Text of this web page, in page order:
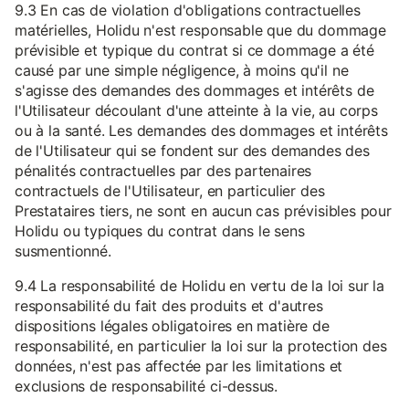
9.3 En cas de violation d'obligations contractuelles
matérielles, Holidu n'est responsable que du dommage
prévisible et typique du contrat si ce dommage a été
causé par une simple négligence, à moins qu'il ne
s'agisse des demandes des dommages et intérêts de
l'Utilisateur découlant d'une atteinte à la vie, au corps
ou à la santé. Les demandes des dommages et intérêts
de l'Utilisateur qui se fondent sur des demandes des
pénalités contractuelles par des partenaires
contractuels de l'Utilisateur, en particulier des
Prestataires tiers, ne sont en aucun cas prévisibles pour
Holidu ou typiques du contrat dans le sens
susmentionné.
9.4 La responsabilité de Holidu en vertu de la loi sur la
responsabilité du fait des produits et d'autres
dispositions légales obligatoires en matière de
responsabilité, en particulier la loi sur la protection des
données, n'est pas affectée par les limitations et
exclusions de responsabilité ci-dessus.